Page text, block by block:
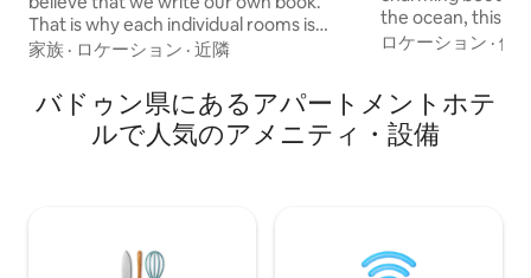
That is why each individual rooms is
created with positivity in mind so that we
The rooms have their own unique
names, Sheena (blessing) & Ananda
(bliss) at ground floor Sukha (Happiness)
家族 · ロケーション · 近隣
the ocean, this
bathroom with
The hotel bar
Whether you are
wellness or
ロケーション ·価
バドゥン県にあるアパートメントホテ
ルで人気のアメニティ・設備